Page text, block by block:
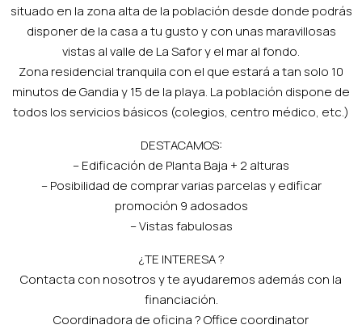
situado en la zona alta de la población desde donde podrás
disponer de la casa a tu gusto y con unas maravillosas
vistas al valle de La Safor y el mar al fondo.
Zona residencial tranquila con el que estará a tan solo 10
minutos de Gandia y 15 de la playa. La población dispone de
todos los servicios básicos (colegios, centro médico, etc.)
DESTACAMOS:
– Edificación de Planta Baja + 2 alturas
– Posibilidad de comprar varias parcelas y edificar
promoción 9 adosados
– Vistas fabulosas
¿TE INTERESA ?
Contacta con nosotros y te ayudaremos además con la
financiación.
Coordinadora de oficina ? Office coordinator